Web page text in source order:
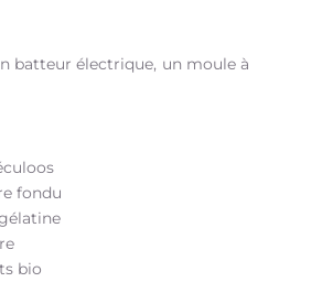
batteur électrique un moule à
fondu
bio